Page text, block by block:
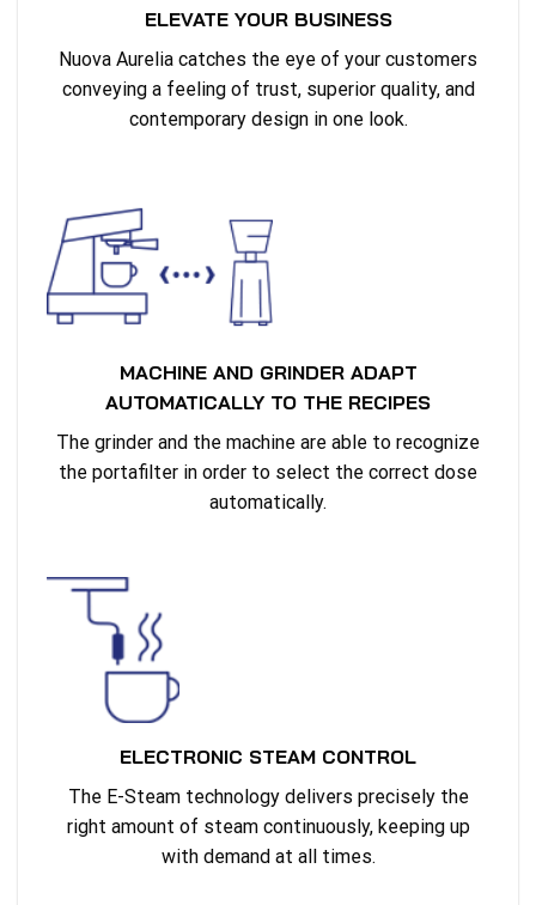
ELEVATE YOUR BUSINESS
Nuova Aurelia catches the eye of your customers
conveying a feeling of trust, superior quality, and
contemporary design in one look.
MACHINE AND GRINDER ADAPT
AUTOMATICALLY TO THE RECIPES
The grinder and the machine are able to recognize
the portafilter in order to select the correct dose
automatically.
ELECTRONIC STEAM CONTROL
The E-Steam technology delivers precisely the
right amount of steam continuously, keeping up
with demand at all times.